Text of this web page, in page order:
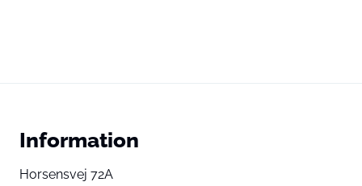
Information
Horsensvej 72A